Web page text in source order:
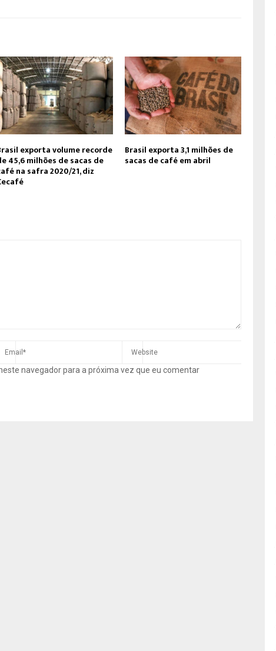
exporta volume recorde
45,6 milhões de sacas de
na safra 2020/21, diz
Brasil exporta 3,1 milhões de
sacas de café em abril
navegador para a próxima vez que eu comentar